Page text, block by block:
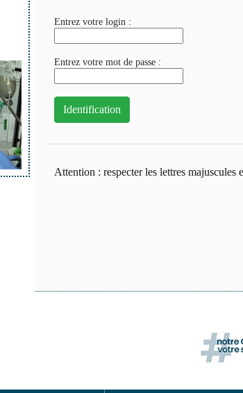
Entrez votre login :
Entrez votre mot de passe :
Attention : respecter les lettres majuscules